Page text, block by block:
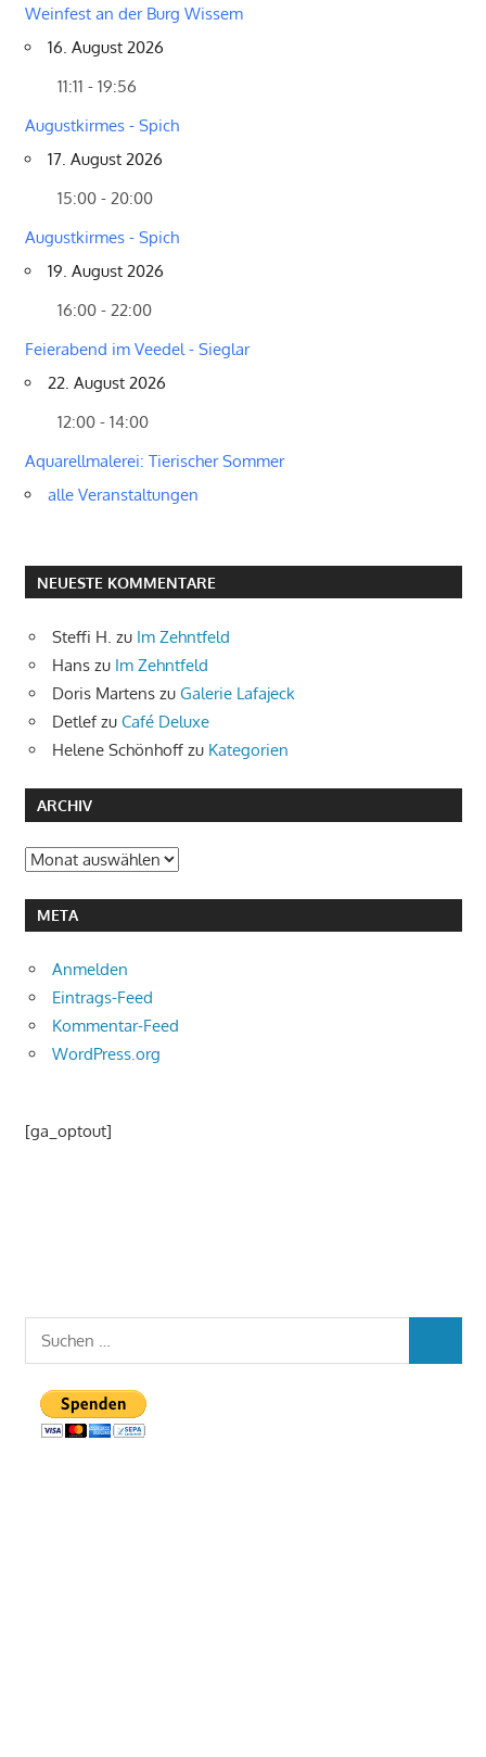
Weinfest an der Burg Wissem
16. August 2026
11:11 - 19:56
Augustkirmes - Spich
17. August 2026
15:00 - 20:00
Augustkirmes - Spich
19. August 2026
16:00 - 22:00
Feierabend im Veedel - Sieglar
22. August 2026
12:00 - 14:00
Aquarellmalerei: Tierischer Sommer
alle Veranstaltungen
NEUESTE KOMMENTARE
Steffi H. zu Im Zehntfeld
Hans zu Im Zehntfeld
Doris Martens zu Galerie Lafajeck
Detlefzu Café Deluxe
Helene Schönhoff zu Kategorien
ARCHIV
Archiv
META
Anmelden
Eintrags-Feed
Kommentar-Feed
WordPress.org
[ga_optout]
Suchen
nach: